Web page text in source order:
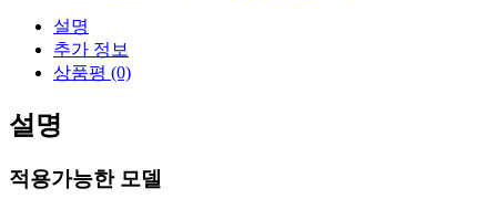
수
량
설명
추가 정보
상품평 (0)
설명
적용가능한 모델